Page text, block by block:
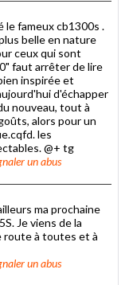
le fameux cb1300s .
belle en nature
ceux qui sont
faut arrêter de lire
inspirée et
d'échapper
nouveau, tout à
alors pour un
les
@+ tg
un abus
ma prochaine
Je viens de la
route à toutes et à
un abus